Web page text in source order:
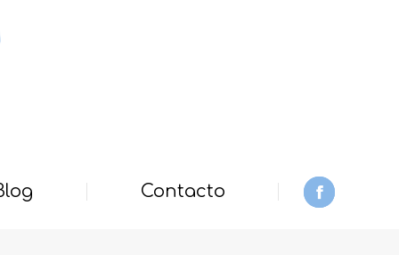
Contacto
Facebook